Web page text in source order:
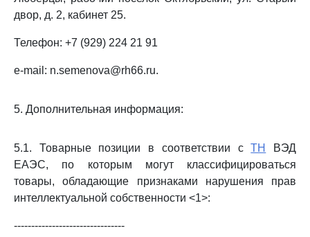
двор, д. 2, кабинет 25.
Телефон: +7 (929) 224 21 91
e-mail: n.semenova@rh66.ru.
5. Дополнительная информация:
5.1. Товарные позиции в соответствии сТН
ВЭД
ЕАЭС, по которым могут классифицироваться
товары, обладающие признаками нарушения прав
интеллектуальной собственности <1>:
--------------------------------